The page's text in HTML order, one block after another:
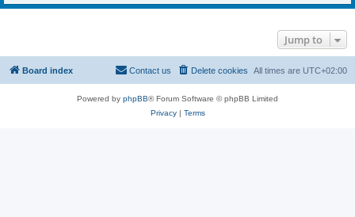
Jump to
Board index All times are UTC+02:00
Delete cookies
Contact us
Powered by phpBB® Forum Software © phpBB Limited
Privacy| Terms